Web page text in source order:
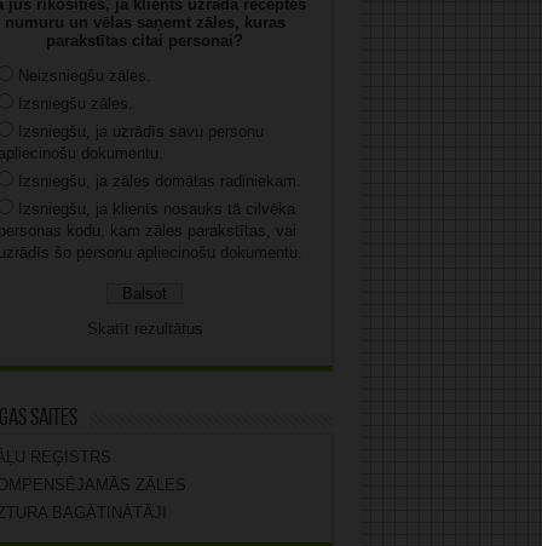
jūs rīkosities, ja klients uzrāda receptes
numuru un vēlas saņemt zāles, kuras
parakstītas citai personai?
Neizsniegšu zāles.
Izsniegšu zāles.
Izsniegšu, ja uzrādīs savu personu
dokumentu.
Izsniegšu, ja zāles domātas radiniekam.
Izsniegšu, ja klients nosauks tā cilvēka
kodu, kam zāles parakstītas, vai
šo personu apliecinošu dokumentu.
Skatīt rezultātus
saites
REĢISTRS
ZĀLES
BAGĀTINĀTĀJI